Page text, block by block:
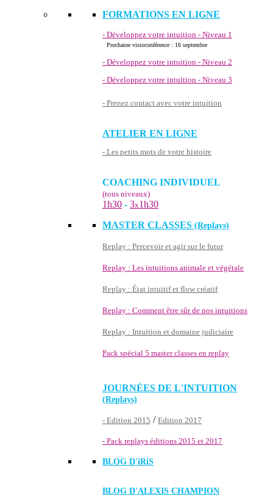
FORMATIONS EN LIGNE
- Développez votre intuition - Niveau 1
Prochaine visioconférence : 16 septembre
- Développez votre intuition - Niveau 2
- Développez votre intuition - Niveau 3
- Prenez contact avec votre intuition
ATELIER EN LIGNE
- Les petits mots de votre histoire
COACHING INDIVIDUEL
(tous niveaux)
1h30 - 3x1h30
MASTER CLASSES (Replays)
Replay : Percevoir et agir sur le futur
Replay : Les intuitions animale et végétale
Replay : État intuitif et flow créatif
Replay : Comment être sûr de nos intuitions
Replay : Intuition et domaine judiciaire
Pack spécial 5 master classes en replay
JOURNÉES DE L'INTUITION
(Replays)
- Edition 2015 / Edition 2017
- Pack replays éditions 2015 et 2017
BLOG D'iRiS
BLOG D'ALEXIS CHAMPION